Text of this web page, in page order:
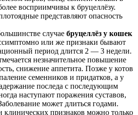
восприимчивы к бруцеллёзу.
представляют опасность
случае бруцеллёз у кошек
или же признаки бывают
период длится 2 — 3 недели.
незначительное повышение
снижение аппетита. Позже у котов
семенников и придатков, а у
последа с последующим
наступают поражения суставов,
может длиться годами.
клинических признаков можно только